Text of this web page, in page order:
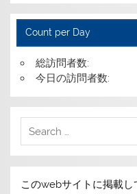
Count per Day
総訪問者数:
今日の訪問者数:
このwebサイトに掲載